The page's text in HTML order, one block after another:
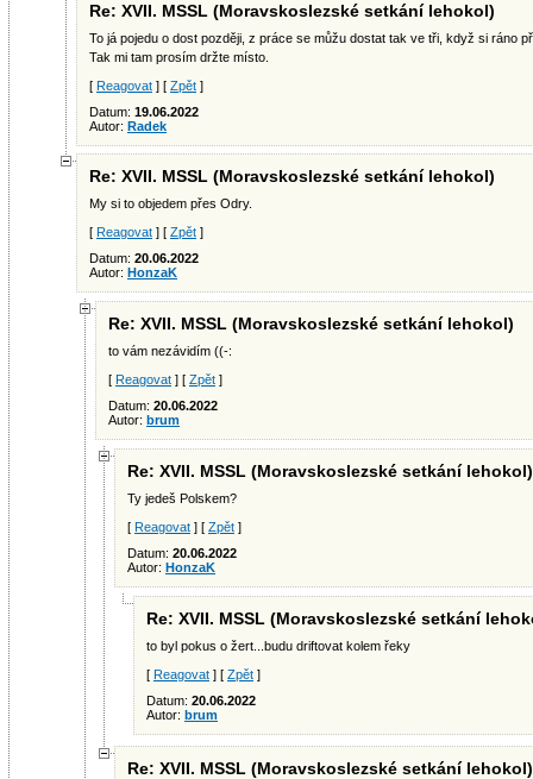
Re: XVII. MSSL (Moravskoslezské setkání lehokol)
To já pojedu o dost později, z práce se můžu dostat tak ve tři, když si ráno
Tak mi tam prosím držte místo.
[ Reagovat ] [ Zpět ]
Datum: 19.06.2022
Autor: Radek
Re: XVII. MSSL (Moravskoslezské setkání lehokol)
My si to objedem přes Odry.
[ Reagovat ] [ Zpět ]
Datum: 20.06.2022
Autor: HonzaK
Re: XVII. MSSL (Moravskoslezské setkání lehokol)
to vám nezávidím ((-:
[ Reagovat ] [ Zpět ]
Datum: 20.06.2022
Autor: brum
Re: XVII. MSSL (Moravskoslezské setkání lehokol)
Ty jedeš Polskem?
[ Reagovat ] [ Zpět ]
Datum: 20.06.2022
Autor: HonzaK
Re: XVII. MSSL (Moravskoslezské setkání
to byl pokus o žert...budu driftovat kolem řeky
[ Reagovat ] [ Zpět ]
Datum: 20.06.2022
Autor: brum
Re: XVII. MSSL (Moravskoslezské setkání lehokol)